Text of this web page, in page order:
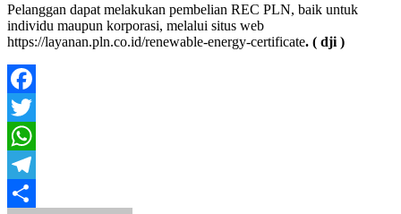
Pelanggan dapat melakukan pembelian REC PLN, baik untuk
individu maupun korporasi, melalui situs web
https://layanan.pln.co.id/renewable-energy-certificate. ( dji )
Facebook
Twitter
WhatsApp
Telegram